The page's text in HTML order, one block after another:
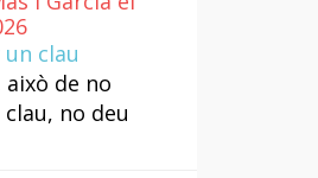
clau
això de no
no deu